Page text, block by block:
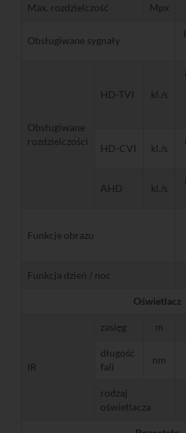
Max. rozdzielczość Mpx
Obsługiwane sygnały
Obsługiwane
rozdzielczości
HD-TVI kl./s
HD-CVI kl./s
AHD kl./s
Funkcje obrazu
Funkcja dzień / noc
Oświetlacz
IR
zasięg m
długość
fali
nm
rodzaj
oświetlacza